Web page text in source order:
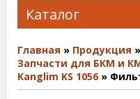
Каталог
Главная Продукция
Запчасти для БКМ и
Kanglim KS 1056